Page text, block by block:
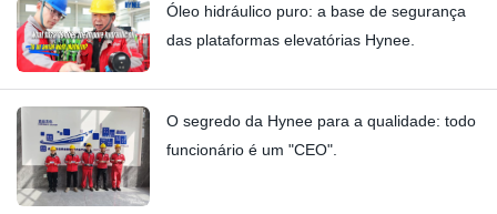
Óleo hidráulico puro: a base de segurança
das plataformas elevatórias Hynee.
O segredo da Hynee para a qualidade: todo
funcionário é um "CEO".